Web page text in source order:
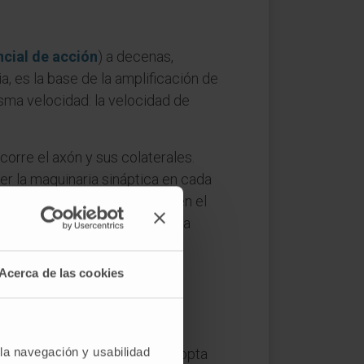
Acerca de las cookies
navegación y usabilidad
de acción) a decenas,
es la base de la amplificación de
velocidad: la velocidad de
el axón y sus colaterales.
la maquinaria sináptica en cada
walleriana), mientras que en el
perdida, aunque la
aspecto ramificado que adopta